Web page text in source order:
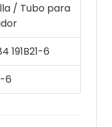
/ Tubo para
191B21-6
6